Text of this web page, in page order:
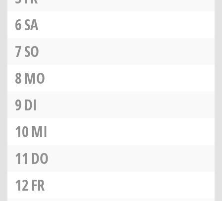
6SA
7SO
8MO
9DI
10MI
11 DO
12FR